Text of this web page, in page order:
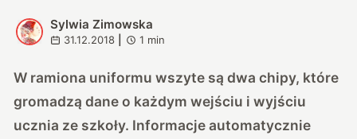
S
Sylwia Zimowska
31.12.2018 1 min
W ramiona uniformu wszyte są dwa chipy, które
gromadzą dane o każdym wejściu i wyjściu
ucznia ze szkoły. Informacje automatycznie